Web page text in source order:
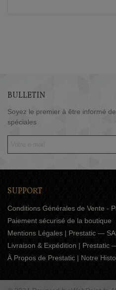
BULLETIN
Soyez le premier à être informé
spéciales
SUPPORT
Conditions Générales de Vente -
Paiement sécurisé de la boutique
Mentions Légales | Prestatic —
Livraison & Expédition | Prestatic
À Propos de Prestatic | Notre